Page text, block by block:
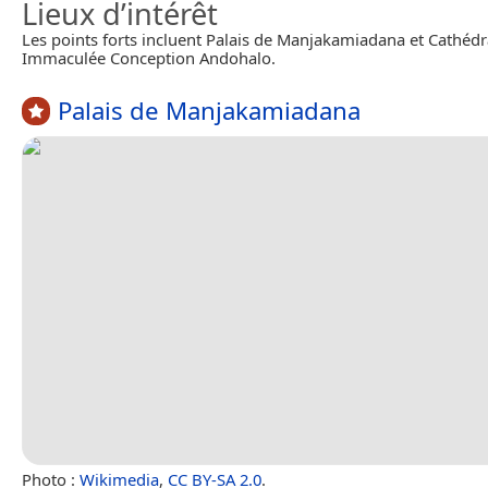
Lieux d’intérêt
Les points forts incluent Palais de Manjakamiadana et
Immaculée Conception Andohalo.
Palais de Manjakamiadana
Photo : Wikimedia, CC BY-SA 2.0.